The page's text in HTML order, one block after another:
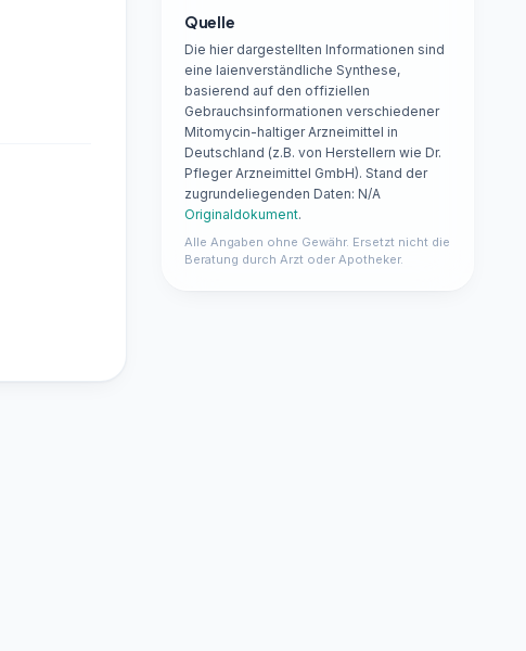
Quelle
Die hier dargestellten Informationen sind
eine laienverständliche Synthese,
basierend auf den offiziellen
Gebrauchsinformationen verschiedener
Mitomycin-haltiger Arzneimittel in
Deutschland (z.B. von Herstellern wie Dr.
Pfleger Arzneimittel GmbH). Stand der
zugrundeliegenden Daten: N/A
Originaldokument.
Alle Angaben ohne Gewähr. Ersetzt nicht die
Beratung durch Arzt oder Apotheker.